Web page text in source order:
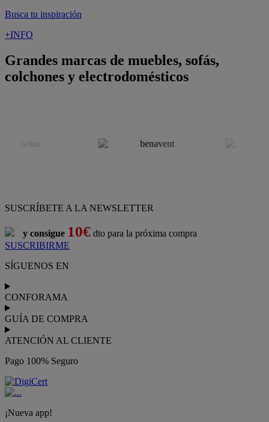
Busca tu inspiración
+INFO
Grandes marcas de muebles, sofás,
colchones y electrodomésticos
SUSCRÍBETE A LA NEWSLETTER
y consigue 10€ dto para la próxima compra
SUSCRIBIRME
SÍGUENOS EN
CONFORAMA
GUÍA DE COMPRA
ATENCIÓN AL CLIENTE
Pago 100% Seguro
¡Nueva app!